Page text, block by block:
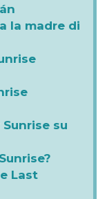
la madre di
su
Last